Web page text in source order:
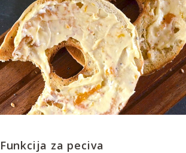
Funkcija za peciva